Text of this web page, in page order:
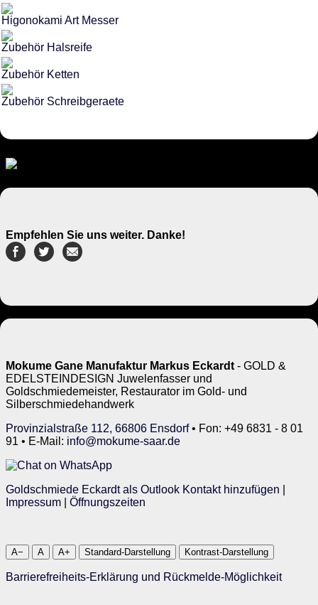
Higonokami Art Messer
Zubehör Halsreife
Zubehör Ketten
Zubehör Schreibgeraete
Empfehlen Sie uns weiter. Danke!
Mokume Gane Manufaktur Markus Eckardt - GOLD &
EDELSTEINDESIGN Juwelenfasser und
Goldschmiedemeister, Restaurator im Gold- und
Silberschmiedehandwerk
Provinzialstraße 112, 66806 Ensdorf• Fon: +49 6831 - 8 01
91 • E-Mail: info@mokume-saar.de
Goldschmiede Eckardt als Outlook Kontakt hinzufügen
Impressum
Öffnungszeiten
A− A A+ Standard-Darstellung Kontrast-Darstellung
Barrierefreiheits-Erklärung und Rückmelde-Möglichkeit